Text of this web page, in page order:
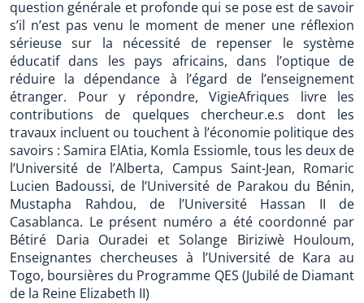
question générale et profonde qui se pose est de savoir
s’il n’est pas venu le moment de mener une réflexion
sérieuse sur la nécessité de repenser le système
éducatif dans les pays africains, dans l’optique de
réduire la dépendance à l’égard de l’enseignement
étranger. Pour y répondre, VigieAfriques livre les
contributions de quelques chercheur.e.s dont les
travaux incluent ou touchent à l’économie politique des
savoirs : Samira ElAtia, Komla Essiomle, tous les deux de
l’Université de l’Alberta, Campus Saint-Jean, Romaric
Lucien Badoussi, de l’Université de Parakou du Bénin,
Mustapha Rahdou, de l’Université Hassan II de
Casablanca. Le présent numéro a été coordonné par
Bétiré Daria Ouradei et Solange Biriziwè Houloum,
Enseignantes chercheuses à l’Université de Kara au
Togo, boursières du Programme QES (Jubilé de Diamant
de la Reine Elizabeth II)